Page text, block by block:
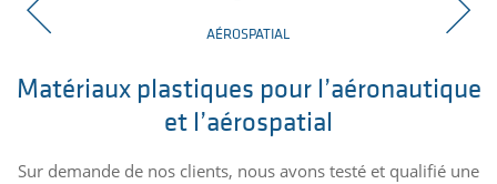
AÉROSPATIAL
Matériaux plastiques pour l’aéronautique
et l’aérospatial
Sur demande de nos clients, nous avons testé et qualifié une